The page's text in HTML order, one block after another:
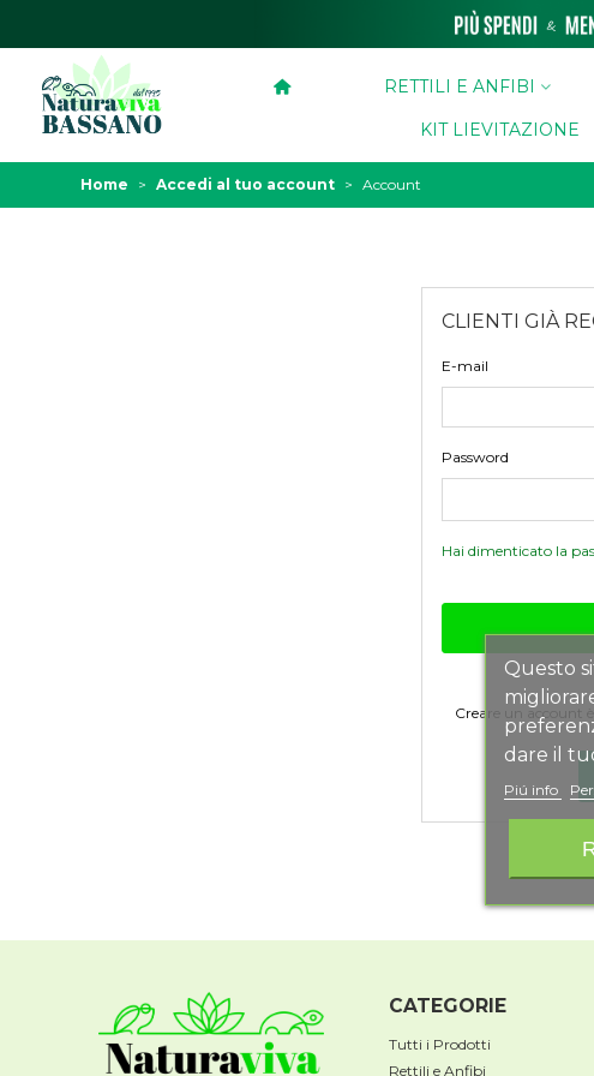
RETTILI E ANFIBI
KIT LIEVITAZIONE
Home > Accedi al tuo account > Account
CLIENTI GIÀ
E-mail
Password
Hai dimenticato la
Creare un account
CATEGORIE
Tutti i Prodotti
Rettili e Anfibi
Questo
dare il
Piú info